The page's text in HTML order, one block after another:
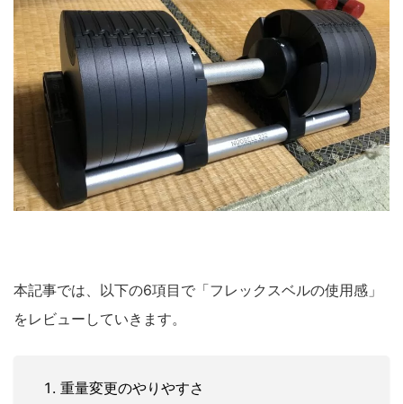
本記事では、以下の6項目で「フレックスベルの使用感」
をレビューしていきます。
重量変更のやりやすさ